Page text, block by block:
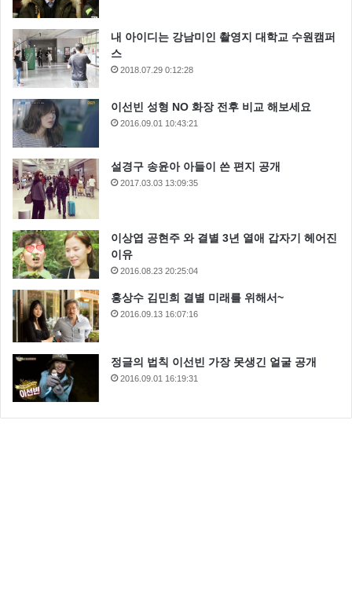
내 아이디는 강남미인 촬영지 대학교 수원캠퍼
스
2018.07.29 0:12:28
이선빈 성형 NO 화장 전후 비교 해보세요
2016.09.01 10:43:21
설경구 송윤아 아들이 쓴 편지 공개
2017.03.03 13:09:35
이상엽 공현주 와 결별 3년 열애 갑자기 헤어진
이유
2016.08.23 20:25:04
홍상수 김민희 결별 미래를 위해서~
2016.09.13 16:07:16
정글의 법칙 이선빈 가장 못생긴 얼굴 공개
2016.09.01 16:19:31